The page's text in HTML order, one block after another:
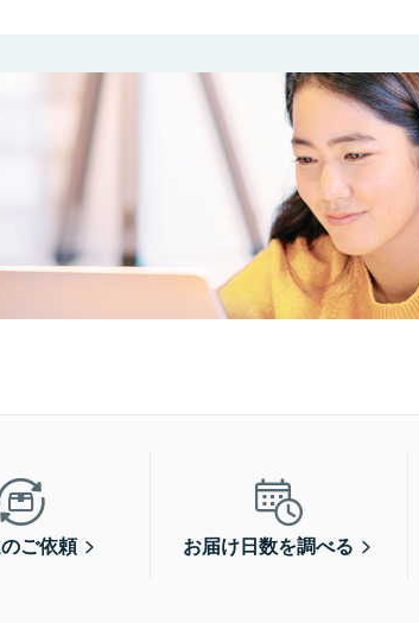
ご依頼 お届け日数を調べる